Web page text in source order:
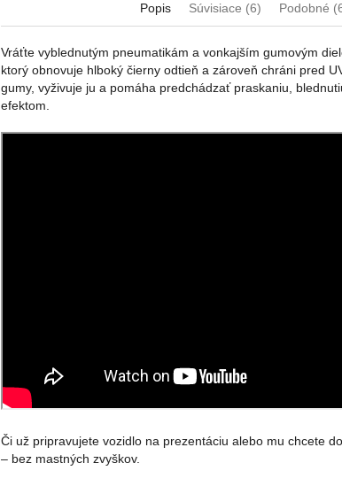
Popis Súvisiace (6) Podobné
Vráťte vyblednutým pneumatikám a vonkajším gumovým
ktorý obnovuje hlboký čierny odtieň a zároveň chráni pred
gumy, vyživuje ju a pomáha predchádzať praskaniu,
efektom.
Či už pripravujete vozidlo na prezentáciu alebo mu chcete
– bez mastných zvyškov.